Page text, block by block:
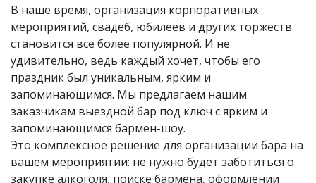
В наше время, организация корпоративных
мероприятий, свадеб, юбилеев и других торжеств
становится все более популярной. И не
удивительно, ведь каждый хочет, чтобы его
праздник был уникальным, ярким и
запоминающимся. Мы предлагаем нашим
заказчикам выездной бар под ключ с ярким и
запоминающимся бармен-шоу.
Это комплексное решение для организации бара на
вашем мероприятии: не нужно будет заботиться о
закупке алкоголя, поиске бармена, оформлении